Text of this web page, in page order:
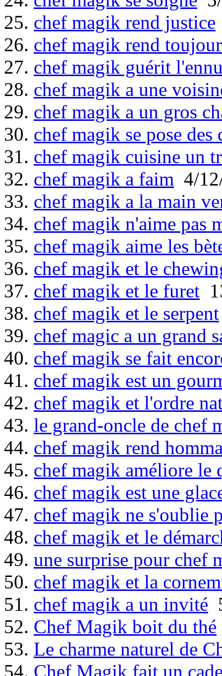
25. chef magik rend justice
26. chef magik rend
27. chef magik guérit
28. chef magik a une
29. chef magik a un gros
30. chef magik se pose des
31. chef magik cuisine un
32. chef magik a faim 4/
33. chef magik a la main
34. chef magik n'aime pas
35. chef magik aime les
36. chef magik et le
37. chef magik et le furet
38. chef magik et le serpent
39. chef magic a un grand
40. chef magik se fait
41. chef magik est un
42. chef magik et l'ordre
43. le grand-oncle de chef
44. chef magik rend
45. chef magik améliore le
46. chef magik est une
47. chef magik ne s'oublie
48. chef magik et le
49. une surprise pour chef
50. chef magik et la
51. chef magik a un invité
52. Chef Magik boit du thé
53. Le charme naturel de
54. Chef Magik fait un